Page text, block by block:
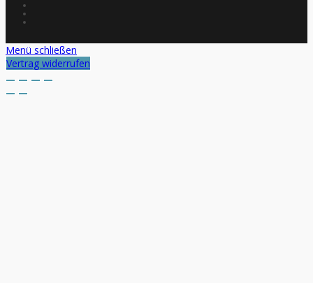
Menü schließen
Vertrag widerrufen